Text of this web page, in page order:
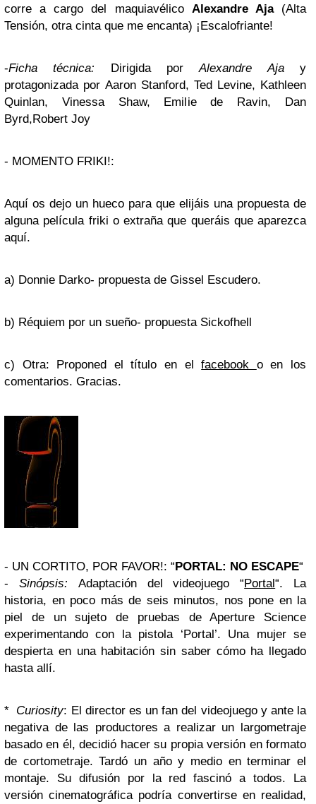
corre a cargo del maquiavélico Alexandre Aja(Alta
Tensión, otra cinta que me encanta) ¡Escalofriante!
-Ficha técnica: Dirigida por Alexandre Ajay
protagonizada por Aaron Stanford, Ted Levine, Kathleen
Quinlan, Vinessa Shaw, Emilie de Ravin, Dan
Byrd,Robert Joy
- MOMENTO FRIKI!:
Aquí os dejo un hueco para que elijáis una propuesta de
alguna película friki o extraña que queráis que aparezca
aquí.
a) Donnie Darko- propuesta de Gissel Escudero.
b) Réquiem por un sueño- propuesta Sickofhell
c) Otra: Proponed el título en elfacebook o en los
comentarios. Gracias.
- UN CORTITO, POR FAVOR!: “PORTAL: NO ESCAPE“
- Sinópsis: Adaptación del videojuego “Portal“. La
historia, en poco más de seis minutos, nos pone en la
piel de un sujeto de pruebas de Aperture Science
experimentando con la pistola ‘Portal’. Una mujer se
despierta en una habitación sin saber cómo ha llegado
hasta allí.
* Curiosity: El director es un fan del videojuego y ante la
negativa de las productores a realizar un largometraje
basado en él, decidió hacer su propia versión en formato
de cortometraje. Tardó un año y medio en terminar el
montaje. Su difusión por la red fascinó a todos. La
versión cinematográfica podría convertirse en realidad,